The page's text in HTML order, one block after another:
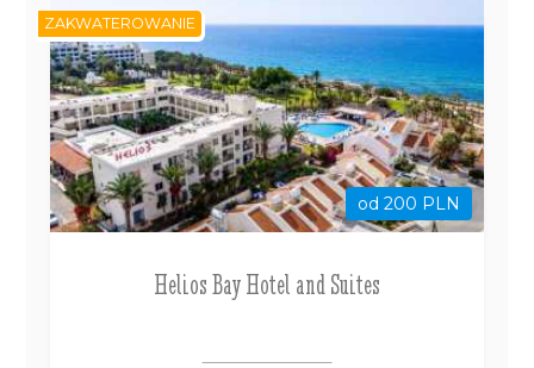
od 200 PLN
Helios Bay Hotel and Suites
ZAKWATEROWANIE